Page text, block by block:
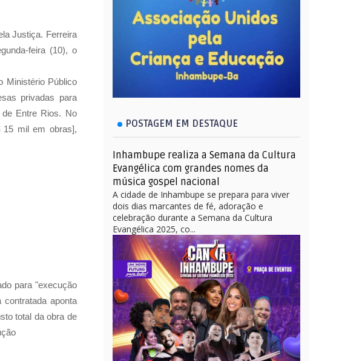
Justiça. Ferreira
feira (10), o
Ministério Público
privadas para
Entre Rios. No
15 mil em obras],
para "execução
aponta
total da obra de
POSTAGEM EM DESTAQUE
Inhambupe realiza a Semana da Cultura
Evangélica com grandes nomes da
música gospel nacional
A cidade de Inhambupe se prepara para viver
dois dias marcantes de fé, adoração e
celebração durante a Semana da Cultura
Evangélica 2025, co...